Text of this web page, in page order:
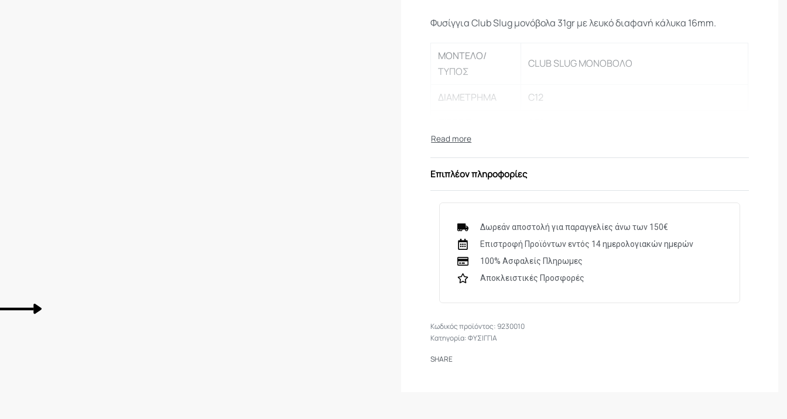
Φυσίγγια Club Slug μονόβολα 31gr με λευκό διαφανή κάλυκα 16mm.
ΜΟΝΤΕΛΟ/
ΤΥΠΟΣ
CLUB SLUG ΜΟΝΟΒΟΛΟ
ΔΙΑΜΕΤΡΗΜΑ
C12
ΤΑΧΥΤΗΤΑ V20
ΒΑΡΟΣ ΣΚΑΓΙΩΝ
31gr
ΑΛΛΑ
ΧΑΡΑΚΤΗΡΙΣΤΙΚΑ
Κάλυκας: 12/70/16 λευκός διαφανής,
συσκευασία: 10/200. Τα μονόβολα και οι τάπες
είναι Gualandi.
Επιπλέον πληροφορίες
Δωρεάν αποστολή για παραγγελίες άνω των 150€
Επιστροφή Προϊόντων εντός 14 ημερολογιακών ημερών
100% Ασφαλείς Πληρωμες
Αποκλειστικές Προσφορές
9230010
Κατηγορία:ΦΥΣΙΓΓΙΑ
SHARE